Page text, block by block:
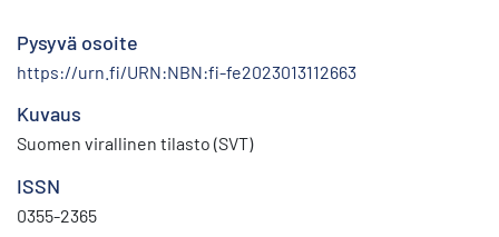
Pysyvä osoite
https://urn.fi/URN:NBN:fi-fe2023013112663
Kuvaus
Suomen virallinen tilasto (SVT)
ISSN
0355-2365